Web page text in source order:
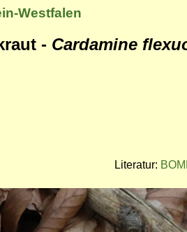
Westfalen
- Cardamine
Literatur: